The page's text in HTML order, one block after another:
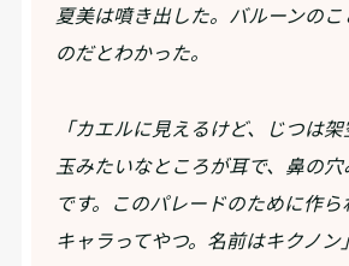
夏美は噴き出した。バルーンのこ
のだとわかった。
「カエルに見えるけど、じつは
玉みたいなところが耳で、鼻の
です。このパレードのために作
キャラってやつ。名前はキクノン」